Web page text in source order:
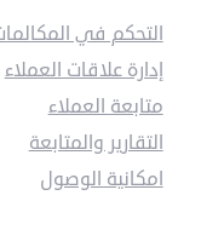
التحكم في
إدارة علاقات العملاء
متابعة العملاء
التقارير والمتابعة
امكانية الوصول